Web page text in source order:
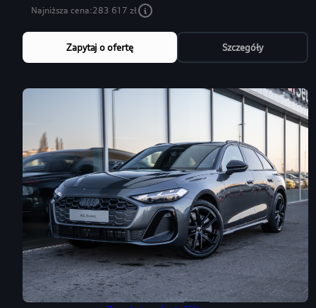
Najniższa cena:283 617 zł
Zapytaj o ofertę Szczegóły